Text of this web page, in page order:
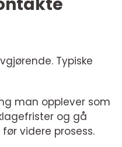
Typiske
man opplever som
og gå
videre prosess.